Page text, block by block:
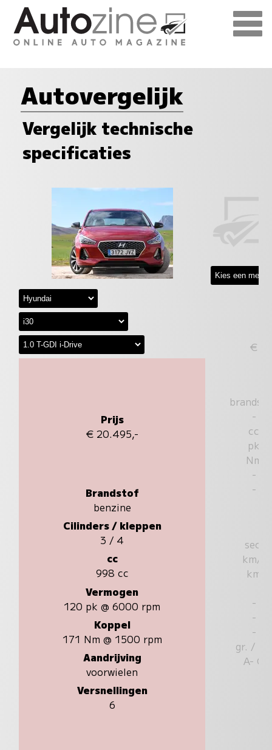
Autovergelijk
Vergelijk technische
specificaties
Prijs
€ 20.495,-
Brandstof
benzine
Cilinders / kleppen
3 / 4
cc
998 cc
Vermogen
120 pk @ 6000 rpm
Koppel
171 Nm @ 1500 rpm
Aandrijving
voorwielen
Versnellingen
6
€
-
cc
pk
Nm
-
-
sec.
km/u
km
-
-
-
gr. / km
A- G